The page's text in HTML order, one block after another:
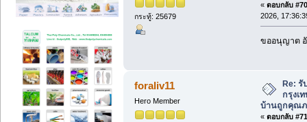
กระทู้: 25679
« ตอบกลับ
2026,
ขออนุญาต
foraliv11
Hero Member
Re: รั
กรุงเ
บ้านถูกคุณภ
« ตอบกลับ